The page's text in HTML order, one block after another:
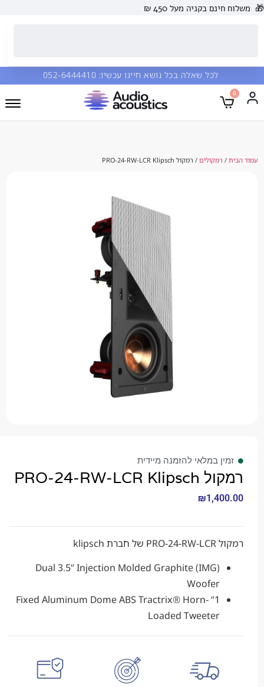
בקניה מעל 450 ₪
שאלה בכל נושא חייגו עכשיו: 052-6444410
/ רמקול PRO-24-RW-LCR Klipsch
במלאי להזמנה מיידית
₪
PRO-24-RW-LCR של חברת klipsch
Dual 3.5” Injection Molded Graphite (IMG)
1” Fixed Aluminum Dome ABS Tractrix® Horn-
Loaded Tweeter